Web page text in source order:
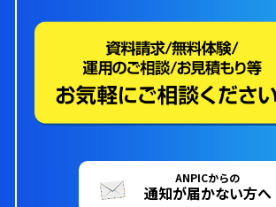
ANPICからの
通知が届かない方へ